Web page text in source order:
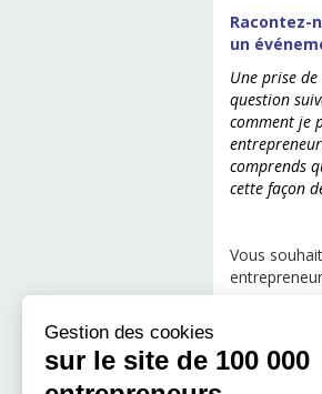
Racontez-
un
Une prise
question
comment je
comprends
cette façon
Vous
QUI
Notre
Gestion des cookies
sur le site de 100 000